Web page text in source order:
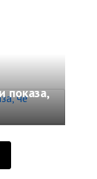
показа,